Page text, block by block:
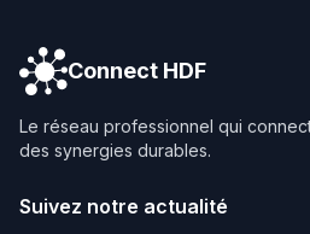
Connect HDF
Le réseau professionnel qui
des synergies durables.
Suivez notre actualité